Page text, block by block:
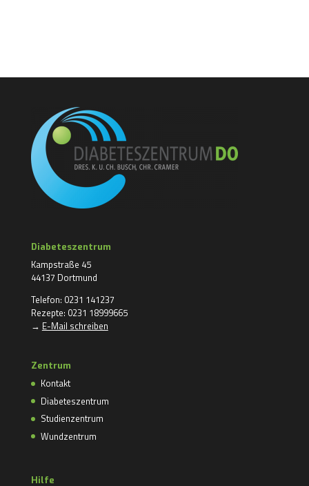
Diabeteszentrum
Kampstraße 45
44137 Dortmund
Telefon: 0231 141237
Rezepte: 0231 18999665
→ E-Mail schreiben
Zentrum
Kontakt
Diabeteszentrum
Studienzentrum
Wundzentrum
Hilfe